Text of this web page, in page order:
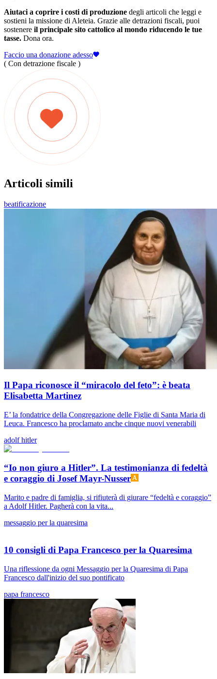
Aiutaci a coprire i costi di produzione degli articoli che leggi e
sostieni la missione di Aleteia. Grazie alle detrazioni fiscali, puoi
sostenere il principale sito cattolico al mondo riducendo le tue
tasse. Dona ora.
Faccio una donazione adesso
( Con detrazione fiscale )
Articoli simili
beatificazione
Il Papa riconosce il “miracolo del feto”: è beata
Elisabetta Martinez
E’ la fondatrice della Congregazione delle Figlie di Santa Maria di
Leuca. Francesco ha proclamato anche cinque nuovi venerabili
adolf hitler
“Io non giuro a Hitler”. La testimonianza di fedeltà
e coraggio di Josef Mayr-Nusser
Marito e padre di famiglia, si rifiuterà di giurare “fedeltà e coraggio”
a Adolf Hitler. Pagherà con la vita...
messaggio per la quaresima
10 consigli di Papa Francesco per la Quaresima
Una riflessione da ogni Messaggio per la Quaresima di Papa
Francesco dall'inizio del suo pontificato
papa francesco